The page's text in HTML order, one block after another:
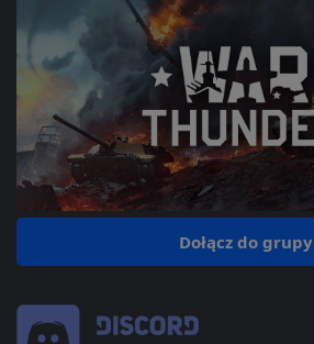
Dołącz do grupy